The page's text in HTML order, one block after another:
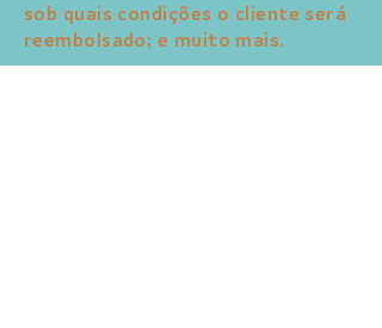
sob quais condições o cliente será
reembolsado; e muito mais.